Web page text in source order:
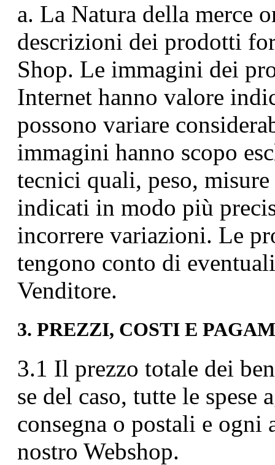
a. La Natura della merce
descrizioni dei prodotti
Shop. Le immagini dei
Internet hanno valore
possono variare
immagini hanno scopo
tecnici quali, peso,
indicati in modo più
incorrere variazioni. Le
tengono conto di
Venditore.
3. PREZZI, COSTI E
3.1 Il prezzo totale dei
se del caso, tutte le
consegna o postali e
nostro Webshop.